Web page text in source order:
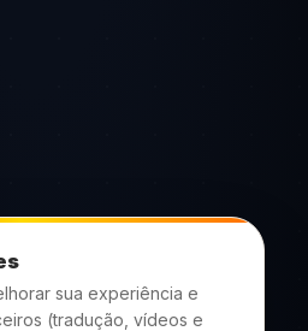
sua experiência e
(tradução, vídeos e